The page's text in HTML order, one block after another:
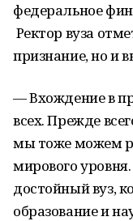
федеральное
Ректор вуза
признание, но и
— Вхождение в
всех. Прежде
мы тоже можем
мирового
достойный вуз,
образование и